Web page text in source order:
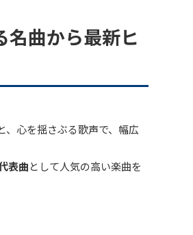
名曲から最新ヒ
、心を揺さぶる歌声で、幅広
表曲として人気の高い楽曲を